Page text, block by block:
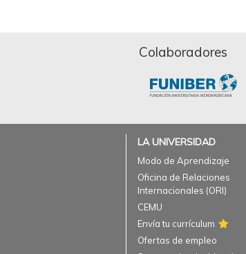
Colaboradores
LA UNIVERSIDAD
Modo de Aprendizaje
Oficina de Relaciones
Internacionales (ORI)
CEMU
Envía tu currículum
Ofertas de empleo